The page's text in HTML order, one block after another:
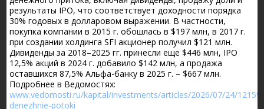
результаты IPO, что соответствует доходности порядка
30% годовых в долларовом выражении. В частности,
покупка компании в 2015 г. обошлась в $197 млн, в 2017 г.
при создании холдинга SFI акционер получил $121 млн.
Дивиденды за 2018–2025 гг. принесли еще $446 млн, IPO
12,5% акций в 2024 г. добавило $142 млн, а продажа
оставшихся 87,5% Альфа-банку в 2025 г. – $667 млн.
Подробнее в Ведомостях:
www.vedomosti.ru/kapital/investments/articles/2026/07/24/
denezhnie-potoki